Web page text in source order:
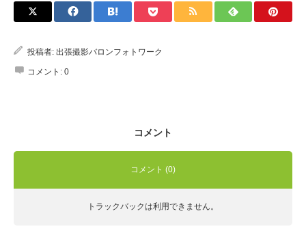
投稿者: 出張撮影バロンフォトワーク
コメント: 0
コメント
コメント (0)
トラックバックは利用できません。